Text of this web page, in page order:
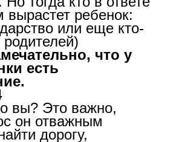
вырастет ребенок:
или еще кто-
что у
есть
вы? Это важно,
он отважным
дорогу,